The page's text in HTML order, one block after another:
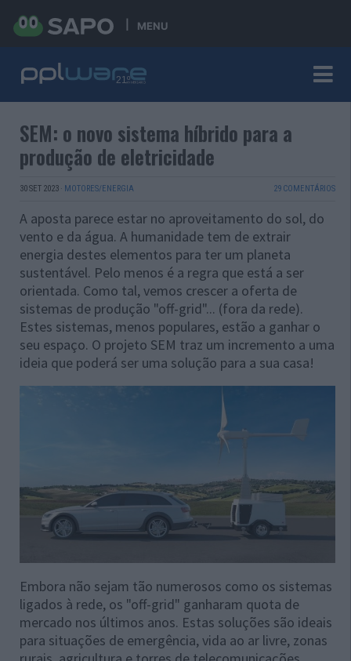
MENU
SEM: o novo sistema híbrido para a
produção de eletricidade
30 SET 2023 · MOTORES/ENERGIA 29 COMENTÁRIOS
A aposta parece estar no aproveitamento do sol, do
vento e da água. A humanidade tem de extrair
energia destes elementos para ter um planeta
sustentável. Pelo menos é a regra que está a ser
orientada. Como tal, vemos crescer a oferta de
sistemas de produção "off-grid"... (fora da rede).
Estes sistemas, menos populares, estão a ganhar o
seu espaço. O projeto SEM traz um incremento a uma
ideia que poderá ser uma solução para a sua casa!
Embora não sejam tão numerosos como os sistemas
ligados à rede, os "off-grid" ganharam quota de
mercado nos últimos anos. Estas soluções são ideais
para situações de emergência, vida ao ar livre, zonas